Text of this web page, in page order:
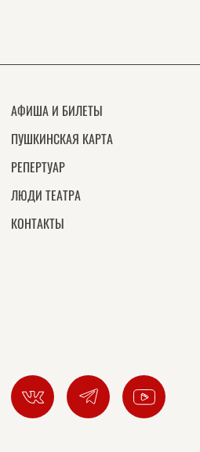
АФИША И БИЛЕТЫ
ПУШКИНСКАЯ КАРТА
РЕПЕРТУАР
ЛЮДИ ТЕАТРА
КОНТАКТЫ